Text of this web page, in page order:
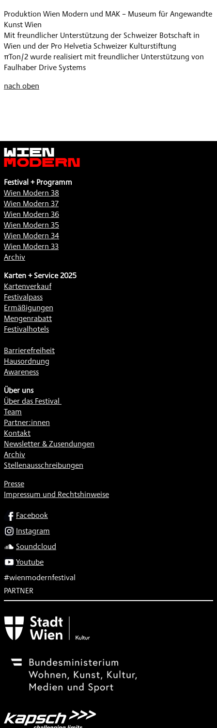
Produktion Wien Modern und MAK – Museum für Angewandte
Kunst Wien
Mit freundlicher Unterstützung der Schweizer Botschaft in
Wien und der Pro Helvetia Schweizer Kulturstiftung
πTon/2 wurde realisiert mit freundlicher Unterstützung von
Faulhaber Drive Systems
nach oben
Wien
Modern
Festival + Programm
Wien Modern 38
Wien Modern 37
Wien Modern 36
Wien Modern 35
Wien Modern 34
Wien Modern 33
Archiv
Karten + Service 2025
Kartenverkauf
Festivalpass
Ermäßigungen
Mengenrabatt
Festivalhotels
Barrierefreiheit
Hausordnung
Awareness
Über uns
Über das Festival
Team
Partner:innen
Kontakt
Newsletter & Zusendungen
Archiv
Stellenausschreibungen
Presse
Impressum und Rechtshinweise
SOCIALFacebook
Instagram
Soundcloud
Youtube
#wienmodernfestival
PARTNER
Subventionsgeber